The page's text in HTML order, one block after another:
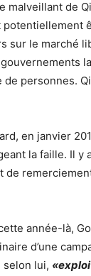
malveillant de
potentiellement
sur le marché
personnes.
en janvier
la faille. Il y
de
année-là,
d’une
selon lui,